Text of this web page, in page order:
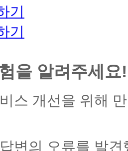
기
기
을 알려주세요!
스 개선을 위해
변의 오류를 발